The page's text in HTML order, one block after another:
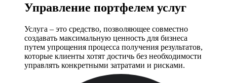
Управление портфелем услуг
Услуга – это средство, позволяющее совместно
создавать максимальную ценность для бизнеса
путем упрощения процесса получения результатов,
которые клиенты хотят достичь без необходимости
управлять конкретными затратами и рисками.